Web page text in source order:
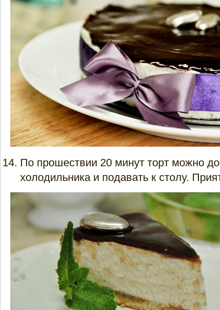
По прошествии 20 минут торт можно
холодильника и подавать к столу.